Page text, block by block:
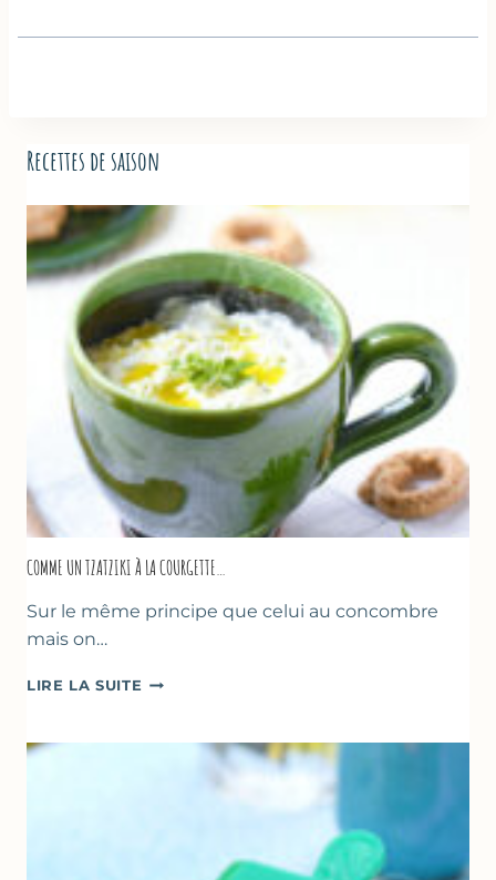
Recettes de saison
COMME UN TZATZIKI À LA COURGETTE…
Sur le même principe que celui au concombre
mais on…
LIRE LA SUITE COMME
À
COURGETTE…